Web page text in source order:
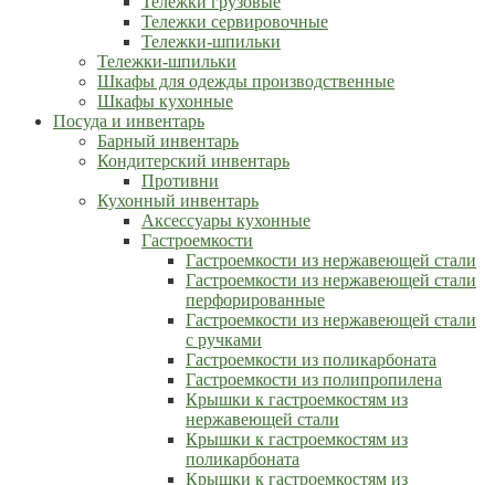
Тележки сервировочные
Тележки-шпильки
Тележки-шпильки
Шкафы для одежды производственные
Шкафы кухонные
Посуда и инвентарь
Барный инвентарь
Кондитерский инвентарь
Противни
Кухонный инвентарь
Аксессуары кухонные
Гастроемкости
Гастроемкости из нержавеющей стали
Гастроемкости из нержавеющей стали
перфорированные
Гастроемкости из нержавеющей стали
с ручками
Гастроемкости из поликарбоната
Гастроемкости из полипропилена
Крышки к гастроемкостям из
нержавеющей стали
Крышки к гастроемкостям из
поликарбоната
Крышки к гастроемкостям из